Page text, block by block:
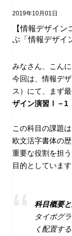
2019年10月01日
【情報デザイ
ぶ「情報デザイ
みなさん、こんに
今回は、情報デ
ス）にて、まず
ザイン演習Ⅰ－1
この科目の課題は
欧文活字書体の
重要な役割を担
目的としています
科目概要
タイポグ
く配置す